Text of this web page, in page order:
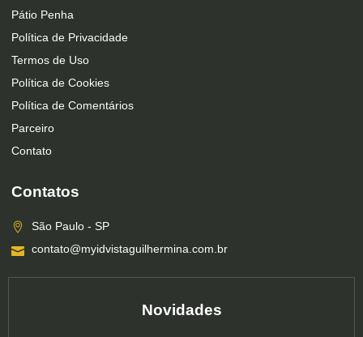
Pátio Penha
Política de Privacidade
Termos de Uso
Política de Cookies
Política de Comentários
Parceiro
Contato
Contatos
São Paulo - SP
contato@myidvistaguilhermina.com.br
Novidades